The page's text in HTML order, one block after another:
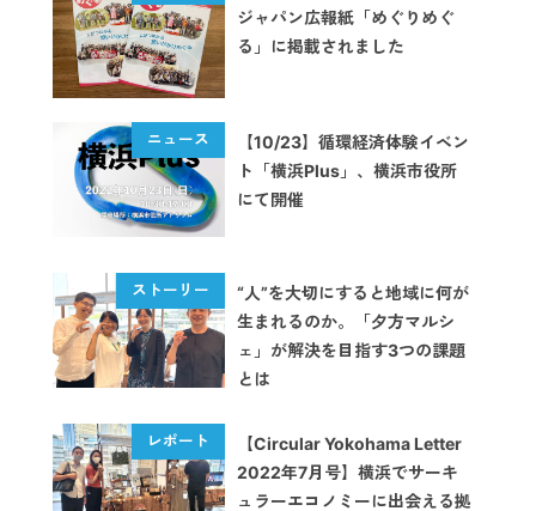
ジャパン広報紙「めぐりめぐ
る」に掲載されました
【10/23】循環経済体験イベン
ト「横浜Plus」、横浜市役所
にて開催
“人”を大切にすると地域に何が
生まれるのか。「夕方マルシ
ェ」が解決を目指す3つの課題
とは
【Circular Yokohama Letter
2022年7月号】横浜でサーキ
ュラーエコノミーに出会える拠